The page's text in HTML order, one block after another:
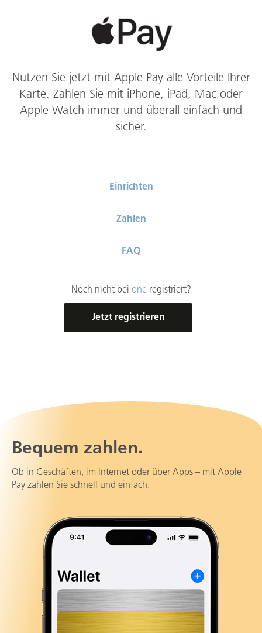
Nutzen Sie jetzt mit Apple Pay alle Vorteile Ihrer
Karte. Zahlen Sie mit iPhone, iPad, Mac oder
Apple Watch immer und überall einfach und
sicher.
Einrichten
Zahlen
FAQ
Noch nicht bei oneregistriert?
Jetzt registrieren
Bequem zahlen.
Ob in Geschäften, im Internet oder über Apps – mit Apple
Pay zahlen Sie schnell und einfach.